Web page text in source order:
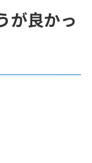
が良かっ